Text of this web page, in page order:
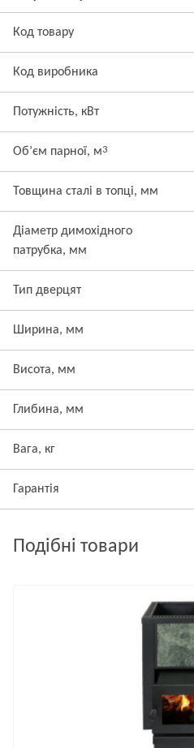
Код товару
Код виробника
Потужність, кВт
Об’єм парної, м3
Товщина сталі в топці, мм
Діаметр димохідного
патрубка, мм
Тип дверцят
Ширина, мм
Висота, мм
Глибина, мм
Вага, кг
Гарантія
Подібні товари